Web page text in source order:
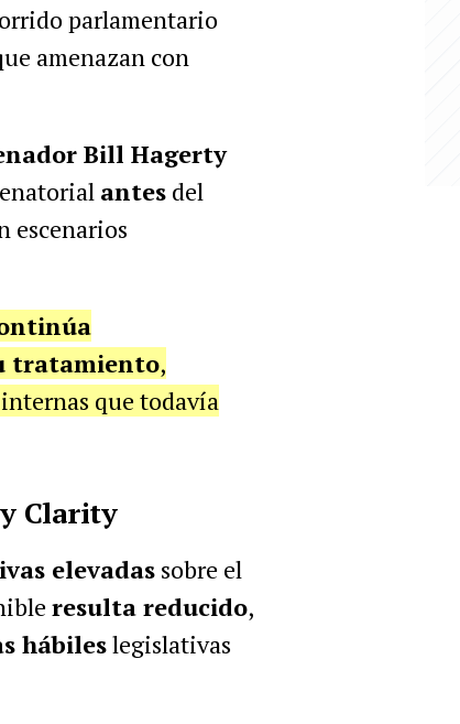
parlamentario
amenazan con
Bill Hagerty
antesdel
escenarios
tratamiento,
que todavía
Clarity
elevadassobre el
resulta reducido,
hábileslegislativas